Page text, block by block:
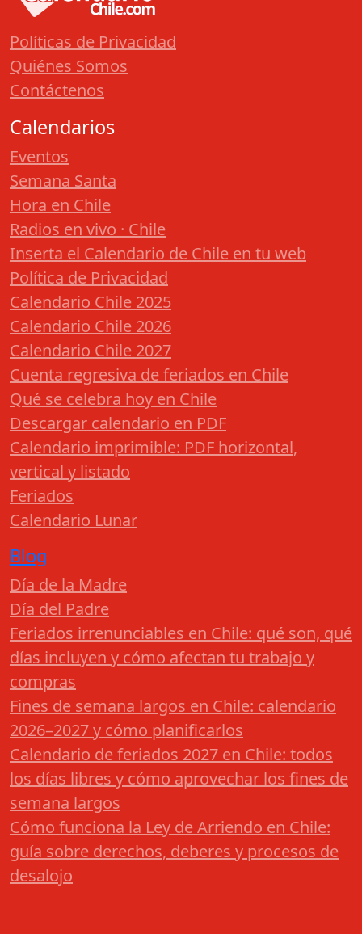
Políticas de Privacidad
Quiénes Somos
Contáctenos
Calendarios
Eventos
Semana Santa
Hora en Chile
Radios en vivo · Chile
Inserta el Calendario de Chile en tu web
Política de Privacidad
Calendario Chile 2025
Calendario Chile 2026
Calendario Chile 2027
Cuenta regresiva de feriados en Chile
Qué se celebra hoy en Chile
Descargar calendario en PDF
Calendario imprimible: PDF horizontal,
vertical y listado
Feriados
Calendario Lunar
Blog
Día de la Madre
Día del Padre
Feriados irrenunciables en Chile: qué son, qué
días incluyen y cómo afectan tu trabajo y
compras
Fines de semana largos en Chile: calendario
2026–2027 y cómo planificarlos
Calendario de feriados 2027 en Chile: todos
los días libres y cómo aprovechar los fines de
semana largos
Cómo funciona la Ley de Arriendo en Chile:
guía sobre derechos, deberes y procesos de
desalojo